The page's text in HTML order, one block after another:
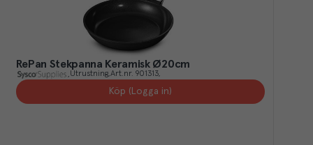
RePan Stekpanna Keramisk Ø20cm
Utrustning Art.nr. 901313
Köp (Logga in)